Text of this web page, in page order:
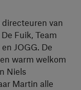
van
Fuik, Team
JOGG. De
warm welkom
Niels
Martin alle